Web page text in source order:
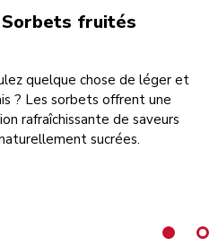
Sorbets fruités
quelque chose de léger et
? Les sorbets offrent une
rafraîchissante de saveurs
sucrées.